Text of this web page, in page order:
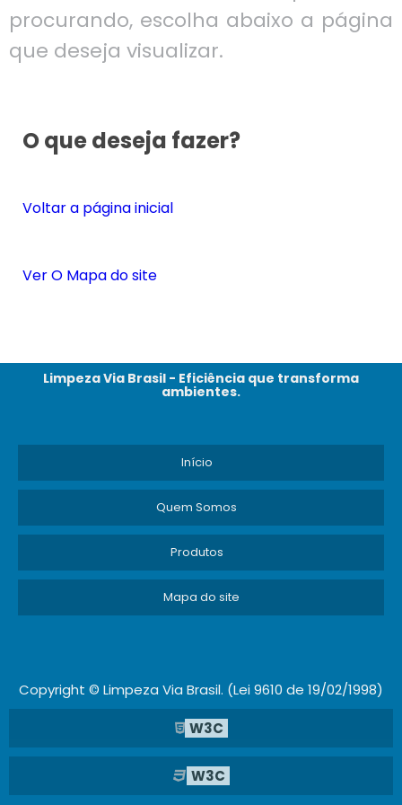
procurando, escolha abaixo a página
que deseja visualizar.
O que deseja fazer?
Voltar a página inicial
Ver O Mapa do site
Limpeza Via Brasil - Eficiência que transforma
ambientes.
Início
Quem Somos
Produtos
Mapa do site
Copyright © Limpeza Via Brasil. (Lei 9610 de 19/02/1998)
W3C
W3C